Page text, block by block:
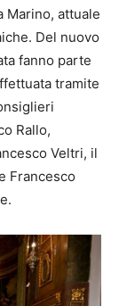
Marino, attuale
Del nuovo
fanno parte
tramite
Rallo,
Veltri, il
Francesco